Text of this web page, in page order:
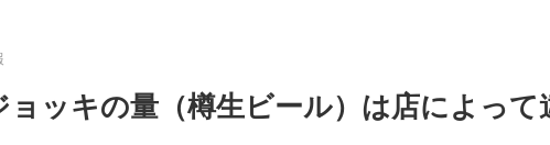
ョッキの量（樽生ビール）は店によって